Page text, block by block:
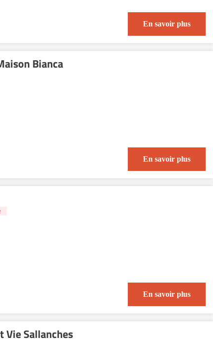
En savoir plus
Bianca
En savoir plus
En savoir plus
Vie Sallanches